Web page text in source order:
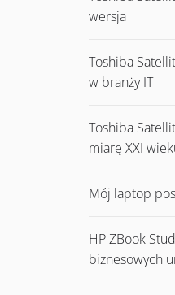
wersja
Toshiba
w branży IT
Toshiba
miarę XXI
Mój laptop
HP ZBook
biznesowych